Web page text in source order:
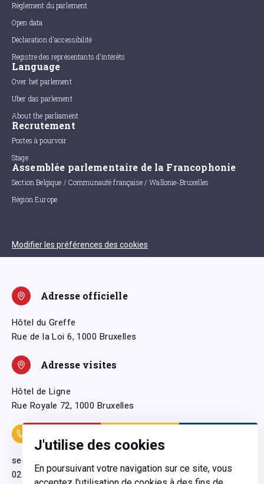
J'utilise des cookies
En poursuivant votre navigation sur ce site, vous
Règlement du parlement
Open data
Déclaration d'accessibilité
Registre des représentants d'intérêts
Language
Over het parlement
Uber das parlement
About the parliament
Recrutement
Postes à pourvoir
Stage
Assemblée parlementaire de la Francophonie
Section Belgique / Communauté française / Wallonie-Bruxelles
Région Europe
Modifier les préférences des cookies
Adresse officielle
Hôtel du Greffe
Rue de la Loi 6, 1000 Bruxelles
Adresse visites
Hôtel de Ligne
Rue Royale 72, 1000 Bruxelles
secretariatgeneral@pfwb.be
02 506 38 11